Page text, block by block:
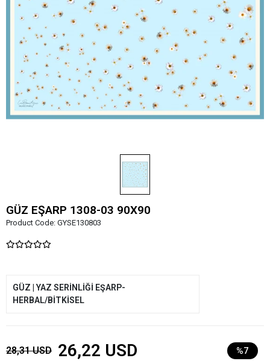
GÜZ EŞARP 1308-03 90X90
Product Code: GYSE130803
GÜZ | YAZ SERİNLİĞİ EŞARP-
HERBAL/BİTKİSEL
28,31 USD 26,22 USD %7